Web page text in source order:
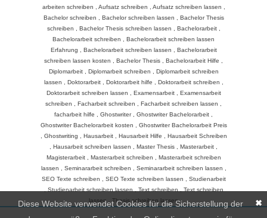
arbeiten schreiben
Aufsatz schreiben Aufsatz schreiben lassen
Bachelor schreiben
Bachelor schreiben lassen
Bachelor Thesis
schreiben
Bachelor Thesis schreiben lassen Bachelorarbeit,
Bachelorarbeit schreiben
Bachelorarbeit schreiben lassen
Erfahrung
Bachelorarbeit schreiben lassen
Bachelorarbeit
schreiben lassen kosten
Bachelor Thesis Bachelorarbeit Hilfe
Diplomarbeit, Diplomarbeit schreiben
Diplomarbeit schreiben
lassen
Doktorarbeit, Doktorarbeit hilfe Doktorarbeit schreiben
Doktorarbeit schreiben lassen
Examensarbeit, Examensarbeit
schreiben
Facharbeit schreiben Facharbeit schreiben lassen
facharbeit hilfe
Ghostwriter, Ghostwriter Bachelorarbeit
Ghostwriter Bachelorarbeit kosten
Ghostwriter Bachelorarbeit Preis
Ghostwriting Hausarbeit, Hausarbeit Hilfe
Hausarbeit Schreiben
Hausarbeit schreiben lassen Master Thesis Masterarbeit
Magisterarbeit, Masterarbeit schreiben
Masterarbeit schreiben
lassen
Seminararbeit schreiben Seminararbeit schreiben lassen
SEO Texte schreiben
SEO Texte schreiben lassen
Studienarbeit
Studienarbeit schreiben lassen Text schreiben
Text schreiben
lassen
Thesis schreiben lassen ✖
Diese Website verwendet Cookies für die Sicherstellung der